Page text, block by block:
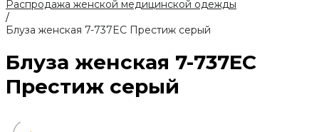
Распродажа женской медицинской одежды
/
Блуза женская 7-737EC Престиж серый
Блуза женская 7-737EC
Престиж серый